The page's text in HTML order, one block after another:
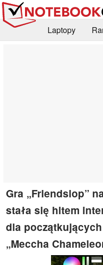
Laptopy
Gra „Friendslop”
stała się hitem
dla
„Meccha